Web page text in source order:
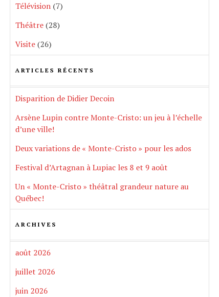
Télévision (7)
Théâtre (28)
Visite (26)
ARTICLES RÉCENTS
Disparition de Didier Decoin
Arsène Lupin contre Monte-Cristo: un jeu à l’échelle
d’une ville!
Deux variations de « Monte-Cristo » pour les ados
Festival d’Artagnan à Lupiac les 8 et 9 août
Un « Monte-Cristo » théâtral grandeur nature au
Québec!
ARCHIVES
août 2026
juillet 2026
juin 2026